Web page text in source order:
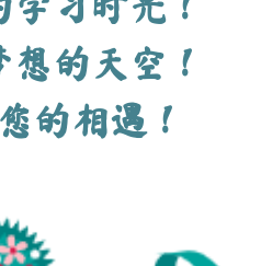
的天空！
的相遇！